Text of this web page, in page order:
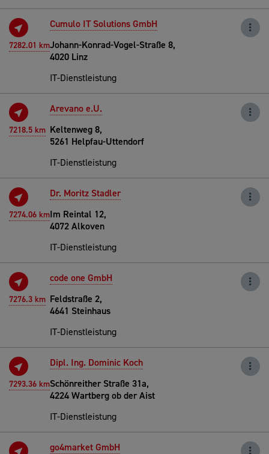
7282.01 km
Cumulo IT Solutions GmbH
Johann-Konrad-Vogel-Straße 8,
4020 Linz
IT-Dienstleistung
7218.5 km
Arevano e.U.
Keltenweg 8,
5261 Helpfau-Uttendorf
IT-Dienstleistung
7274.06 km
Dr. Moritz Stadler
Im Reintal 12,
4072 Alkoven
IT-Dienstleistung
7276.3 km
code one GmbH
Feldstraße 2,
4641 Steinhaus
IT-Dienstleistung
7293.36 km
Dipl. Ing. Dominic Koch
Schönreither Straße 31a,
4224 Wartberg ob der Aist
IT-Dienstleistung
go4market GmbH